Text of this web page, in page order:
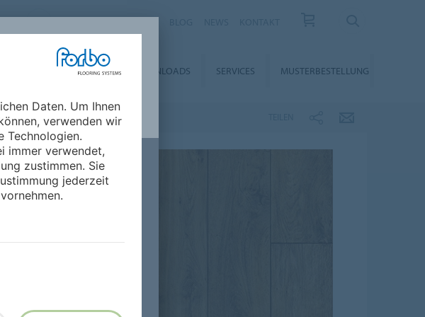
NACHHALTIGKEIT DOWNLOADS SERVICES MUSTERBESTELLUNG
Daten. Um Ihnen
verwenden wir
Technologien.
immer verwendet,
zustimmen. Sie
jederzeit